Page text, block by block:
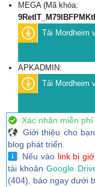
MEGA (Mã khóa:
Tải Mordheim
APKADMIN:
Tải Mordheim
Xác nhận miễn
Giới thiệu cho bạn
blog phát triển.
Nếu vào link bị
tài khoảnGoogle
(404), báo ngay dưới